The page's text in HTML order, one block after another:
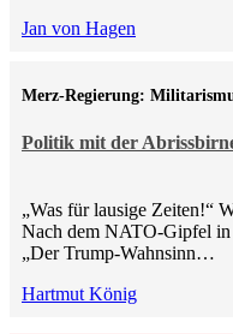
Jan von Hagen
Politik mit der
Merz-Regierung:
„Was für lausige Zeiten!“
Nach dem NATO-Gipfel in
„Der Trump-Wahnsinn…
Hartmut König